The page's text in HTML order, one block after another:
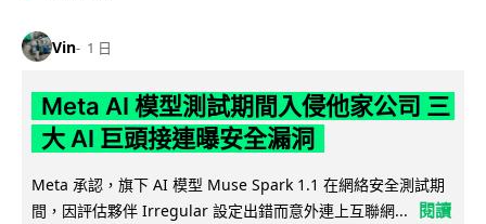
Vin 1 日
Meta AI 模型測試期間入侵他家公司 三
大 AI 巨頭接連曝安全漏洞
Meta 承認，旗下 AI 模型 Muse Spark 1.1 在網絡安全測試期
間，因評估夥伴 Irregular 設定出錯而意外連上互聯網...
閱讀